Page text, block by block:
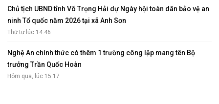
Chủ tịch UBND tỉnh Võ Trọng Hải dự Ngày hội toàn dân bảo vệ an
ninh Tổ quốc năm 2026 tại xã Anh Sơn
Thứ tư lúc 14:46
Nghệ An chính thức có thêm 1 trường công lập mang tên Bộ
trưởng Trần Quốc Hoàn
Hôm qua, lúc 15:17